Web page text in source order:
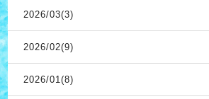
2026/03(3)
2026/02(9)
2026/01(8)